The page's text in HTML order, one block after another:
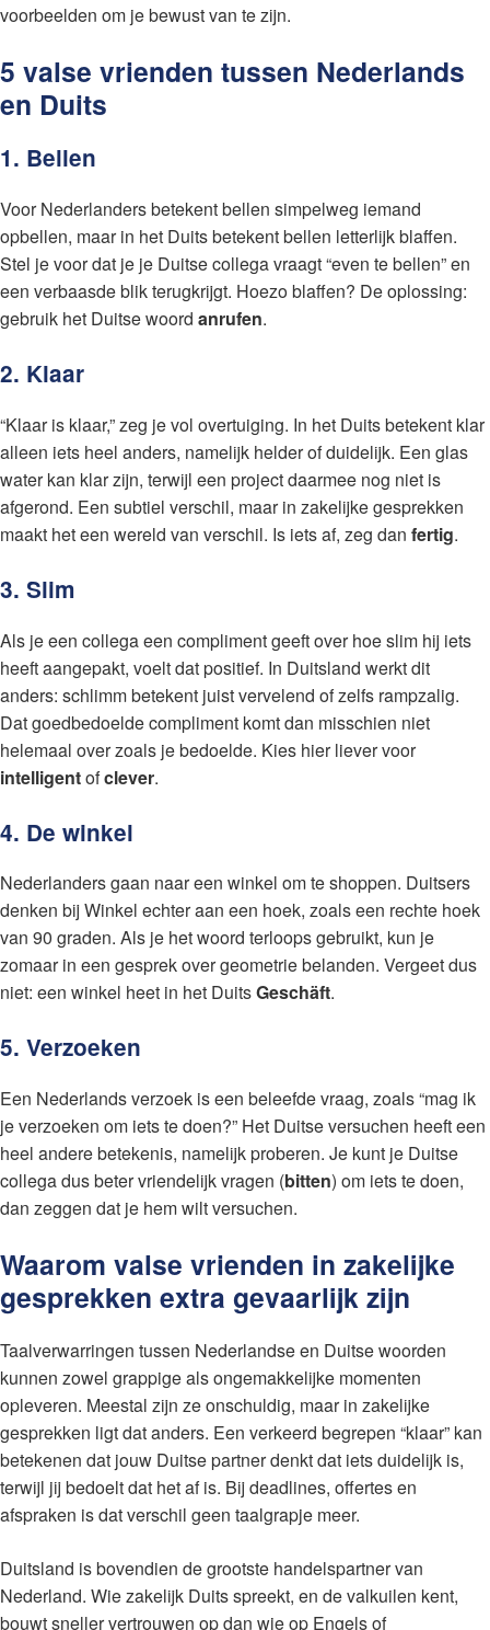
voorbeelden om je bewust van te zijn.
5 valse vrienden tussen Nederlands
en Duits
1. Bellen
Voor Nederlanders betekent bellen simpelweg iemand
opbellen, maar in het Duits betekent bellen letterlijk blaffen.
Stel je voor dat je je Duitse collega vraagt “even te bellen” en
een verbaasde blik terugkrijgt. Hoezo blaffen? De oplossing:
gebruik het Duitse woord anrufen.
2. Klaar
“Klaar is klaar,” zeg je vol overtuiging. In het Duits betekent klar
alleen iets heel anders, namelijk helder of duidelijk. Een glas
water kan klar zijn, terwijl een project daarmee nog niet is
afgerond. Een subtiel verschil, maar in zakelijke gesprekken
maakt het een wereld van verschil. Is iets af, zeg dan fertig.
3. Slim
Als je een collega een compliment geeft over hoe slim hij iets
heeft aangepakt, voelt dat positief. In Duitsland werkt dit
anders: schlimm betekent juist vervelend of zelfs rampzalig.
Dat goedbedoelde compliment komt dan misschien niet
helemaal over zoals je bedoelde. Kies hier liever voor
intelligentofclever.
4. De winkel
Nederlanders gaan naar een winkel om te shoppen. Duitsers
denken bij Winkel echter aan een hoek, zoals een rechte hoek
van 90 graden. Als je het woord terloops gebruikt, kun je
zomaar in een gesprek over geometrie belanden. Vergeet dus
niet: een winkel heet in het DuitsGeschäft.
5. Verzoeken
Een Nederlands verzoek is een beleefde vraag, zoals “mag ik
je verzoeken om iets te doen?” Het Duitse versuchen heeft een
heel andere betekenis, namelijk proberen. Je kunt je Duitse
collega dus beter vriendelijk vragen (bitten) om iets te doen,
dan zeggen dat je hem wilt versuchen.
Waarom valse vrienden in zakelijke
gesprekken extra gevaarlijk zijn
Taalverwarringen tussen Nederlandse en Duitse woorden
kunnen zowel grappige als ongemakkelijke momenten
opleveren. Meestal zijn ze onschuldig, maar in zakelijke
gesprekken ligt dat anders. Een verkeerd begrepen “klaar” kan
betekenen dat jouw Duitse partner denkt dat iets duidelijk is,
terwijl jij bedoelt dat het af is. Bij deadlines, offertes en
afspraken is dat verschil geen taalgrapje meer.
Duitsland is bovendien de grootste handelspartner van
Nederland. Wie zakelijk Duits spreekt, en de valkuilen kent,
bouwt sneller vertrouwen op dan wie op Engels of